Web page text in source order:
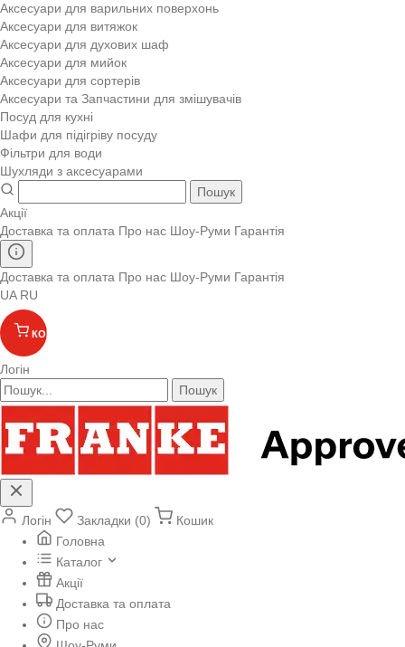
Аксесуари для варильних поверхонь
Аксесуари для витяжок
Аксесуари для духових шаф
Аксесуари для мийок
Аксесуари для сортерів
Аксесуари та Запчастини для змішувачів
Посуд для кухні
Шафи для підігріву посуду
Фільтри для води
Шухляди з аксесуарами
Пошук
Акції
Доставка та оплата Про нас Шоу-Руми Гарантія
Доставка та оплата Про нас Шоу-Руми Гарантія
UA RU
КОШИК
Логін
Пошук
Логін Закладки (0)
Кошик
Головна
Каталог
Акції
Доставка та оплата
Про нас